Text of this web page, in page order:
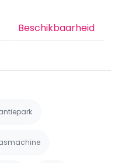
Beschikbaarheid